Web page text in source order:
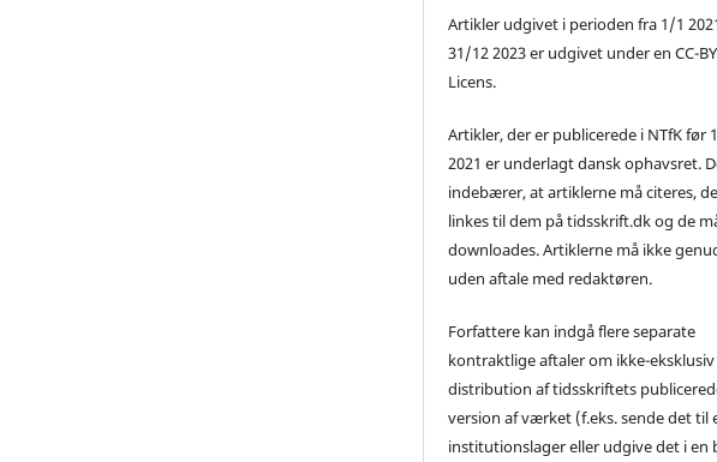
Artikler udgivet i perioden fra 1/1
31/12 2023 er udgivet under en CC-
Licens.
Artikler, der er publicerede i NTfK før
2021 er underlagt dansk ophavsret.
indebærer, at artiklerne må citeres,
linkes til dem på tidsskrift.dk og de
downloades. Artiklerne må ikke
uden aftale med redaktøren.
Forfattere kan indgå flere separate
kontraktlige aftaler om ikke-eksklusiv
distribution af tidsskriftets
version af værket (f.eks. sende det til
institutionslager eller udgive det i en